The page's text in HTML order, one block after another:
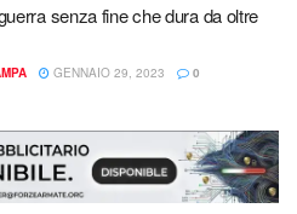
senza fine che dura da oltre
GENNAIO 29, 2023 0